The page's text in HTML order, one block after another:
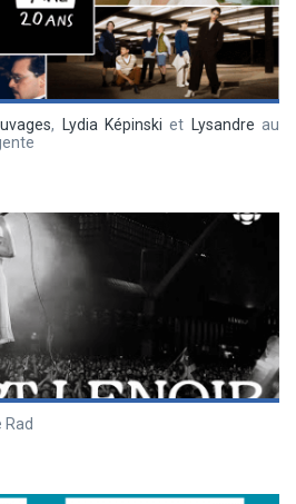
, Lydia Képinski et Lysandre au
Rad